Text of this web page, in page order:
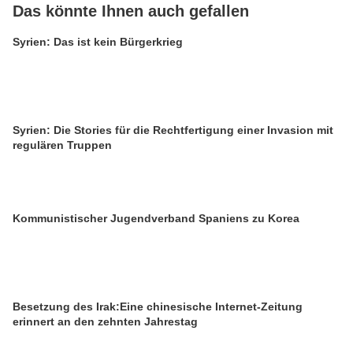
Das könnte Ihnen auch gefallen
Syrien: Das ist kein Bürgerkrieg
Syrien: Die Stories für die Rechtfertigung einer Invasion mit
regulären Truppen
Kommunistischer Jugendverband Spaniens zu Korea
Besetzung des Irak:Eine chinesische Internet-Zeitung
erinnert an den zehnten Jahrestag